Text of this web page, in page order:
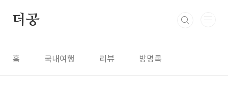
더공
홈 국내여행 리뷰 방명록